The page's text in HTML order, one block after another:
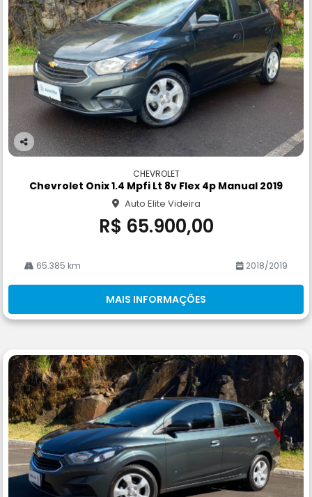
Co
CHEVROLET
Chevrolet Onix 1.4 Mpfi Lt 8v Flex 4p Manual 2019
Auto Elite Videira
R$ 65.900,00
65.385 km 2018/2019
MAIS INFORMAÇÕES